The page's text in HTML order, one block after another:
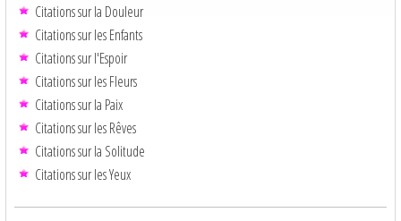
Citations sur la Douleur
Citations sur les Enfants
Citations sur l'Espoir
Citations sur les Fleurs
Citations sur la Paix
Citations sur les Rêves
Citations sur la Solitude
Citations sur les Yeux